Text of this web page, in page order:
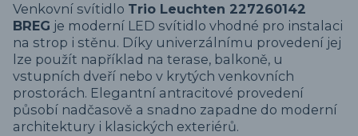
Venkovní svítidlo Trio Leuchten 227260142
BREG je moderní LED svítidlo vhodné pro instalaci
na strop i stěnu. Díky univerzálnímu provedení jej
lze použít například na terase, balkoně, u
vstupních dveří nebo v krytých venkovních
prostorách. Elegantní antracitové provedení
působí nadčasově a snadno zapadne do moderní
architektury i klasických exteriérů.